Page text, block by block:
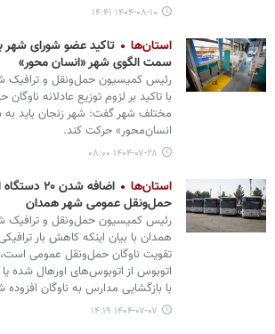
۱۴۰۴-۰۸-۱۰ ۱۴:۴۱
استان‌ها
تاکید عضو شورای شهر
سمت الگوی شهر «انسان محور»
رئیس کمیسیون حمل‌ونقل و ترافیک
با تاکید بر لزوم توزیع عادلانه
مختلف شهر گفت: شهر زنجان باید
انسان‌محور» حرکت کند.
۱۴۰۴-۰۷-۲۸ ۰۸:۰۰
استان‌ها
اضافه شدن
حمل‌ونقل عمومی شهر همدان
رئیس کمیسیون حمل‌ونقل و ترافیک
همدان با بیان اینکه کاهش بار
اتوبوس از اتوبوس‌های اورهال شده
با بازگشایی مدارس به ناوگان افزوده
۱۴۰۴-۰۷-۰۷ ۱۴:۱۹